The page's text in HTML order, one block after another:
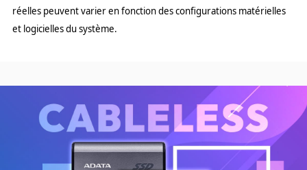
réelles peuvent varier en fonction des configurations matérielles
et logicielles du système.